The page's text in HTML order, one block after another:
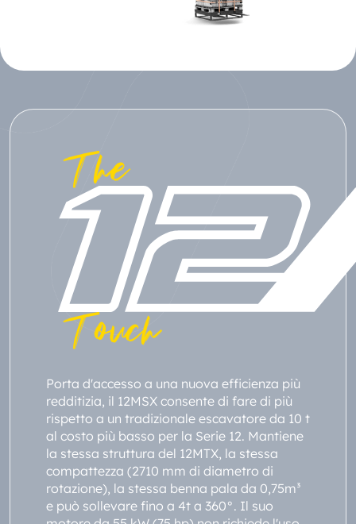
The
Touch
Porta d'accesso a una nuova efficienza più
redditizia, il 12MSX consente di fare di più
rispetto a un tradizionale escavatore da 10 t
al costo più basso per la Serie 12. Mantiene
la stessa struttura del 12MTX, la stessa
compattezza (2710 mm di diametro di
rotazione), la stessa benna pala da 0,75m³
e può sollevare fino a 4t a 360°. Il suo